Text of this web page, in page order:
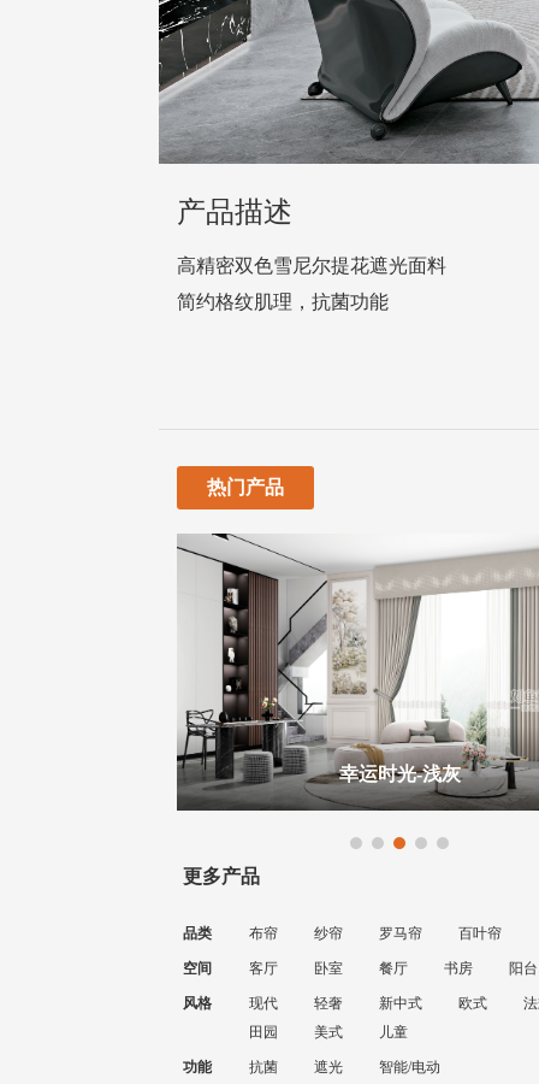
产品描述
高精密双色雪尼尔提花遮光面料
简约格纹肌理，抗菌功能
热门产品
蒸蒸日上-米-纱
更多产品
品类 布帘 纱帘 罗马帘 百叶帘
空间 客厅 卧室 餐厅 书房 阳台
风格 现代 轻奢 新中式 欧式
田园
美式 儿童
功能 抗菌 遮光 智能/电动